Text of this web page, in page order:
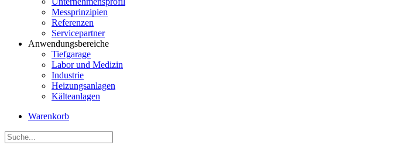
Messprinzipien
Referenzen
Servicepartner
Anwendungsbereiche
Tiefgarage
Labor und Medizin
Industrie
Heizungsanlagen
Kälteanlagen
Warenkorb